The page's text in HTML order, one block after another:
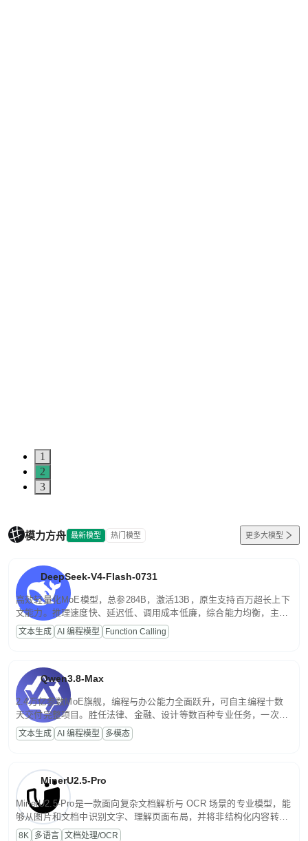
1
2
3
模力方舟 最新模型 热门模型 更多大模型
DeepSeek-V4-Flash-0731
高效轻量化MoE模型，总参284B，激活13B，原生支持百万超长上下
文能力。推理速度快、延迟低、调用成本低廉，综合能力均衡，主打
高并发、轻量化任务，适合日常对话、内容创作、基础 RAG、批量
文案处理等普惠刚需场景。
文本生成 AI 编程模型 Function Calling
Qwen3.8-Max
2.4万亿参数MoE旗舰，编程与办公能力全面跃升，可自主编程十数
天交付完整项目。胜任法律、金融、设计等数百种专业任务，一次对
话端到端交付生产级成果。原生视觉理解贯穿规划、执行与验证全流
程，支持超长文档与长视频的深度语义解析。长程任务中自主规划与
文本生成 AI 编程模型 多模态
MinerU2.5-Pro
MinerU2.5-Pro是一款面向复杂文档解析与 OCR 场景的专业模型，能
够从图片和文档中识别文字、理解页面布局，并将非结构化内容转换
为便于存储、检索和二次处理的结构化结果。
8K 多语言 文档处理/OCR